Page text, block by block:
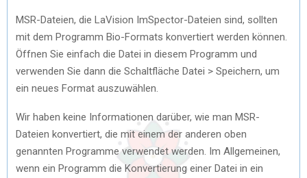
MSR-Dateien, die LaVision ImSpector-Dateien sind, sollten
mit dem Programm Bio-Formats konvertiert werden können.
Öffnen Sie einfach die Datei in diesem Programm und
verwenden Sie dann die Schaltfläche Datei > Speichern, um
ein neues Format auszuwählen.
Wir haben keine Informationen darüber, wie man MSR-
Dateien konvertiert, die mit einem der anderen oben
genannten Programme verwendet werden. Im Allgemeinen,
wenn ein Programm die Konvertierung einer Datei in ein